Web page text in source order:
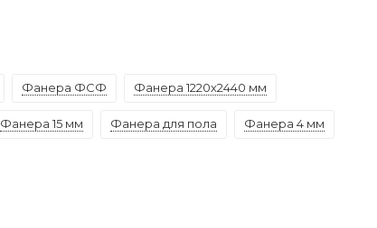
Фанера ФСФ Фанера 1220х2440 мм
Фанера 15 мм Фанера для пола Фанера 4 мм